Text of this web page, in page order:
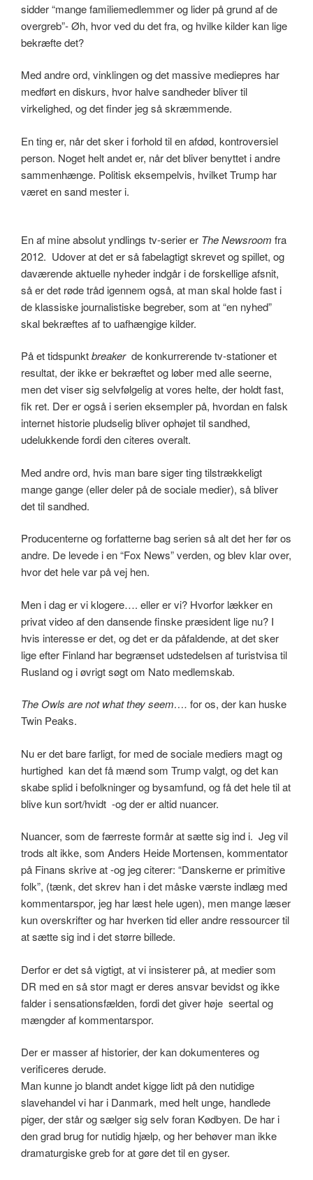
sidder “mange familiemedlemmer og lider på grund af de
overgreb”- Øh, hvor ved du det fra, og hvilke kilder kan lige
bekræfte det?
Med andre ord, vinklingen og det massive mediepres har
medført en diskurs, hvor halve sandheder bliver til
virkelighed, og det finder jeg så skræmmende.
En ting er, når det sker i forhold til en afdød, kontroversiel
person. Noget helt andet er, når det bliver benyttet i andre
sammenhænge. Politisk eksempelvis, hvilket Trump har
været en sand mester i.
En af mine absolut yndlings tv-serier er The Newsroom fra
2012. Udover at det er så fabelagtigt skrevet og spillet, og
daværende aktuelle nyheder indgår i de forskellige afsnit,
så er det røde tråd igennem også, at man skal holde fast i
de klassiske journalistiske begreber, som at “en nyhed”
skal bekræftes af to uafhængige kilder.
På et tidspunktbreaker de konkurrerende tv-stationer et
resultat, der ikke er bekræftet og løber med alle seerne,
men det viser sig selvfølgelig at vores helte, der holdt fast,
fik ret. Der er også i serien eksempler på, hvordan en falsk
internet historie pludselig bliver ophøjet til sandhed,
udelukkende fordi den citeres overalt.
Med andre ord, hvis man bare siger ting tilstrækkeligt
mange gange (eller deler på de sociale medier), så bliver
det til sandhed.
Producenterne og forfatterne bag serien så alt det her før os
andre. De levede i en “Fox News” verden, og blev klar over,
hvor det hele var på vej hen.
Men i dag er vi klogere…. eller er vi? Hvorfor lækker en
privat video af den dansende finske præsident lige nu? I
hvis interesse er det, og det er da påfaldende, at det sker
lige efter Finland har begrænset udstedelsen af turistvisa til
Rusland og i øvrigt søgt om Nato medlemskab.
The Owls are not what they seem…. for os, der kan huske
Twin Peaks.
Nu er det bare farligt, for med de sociale mediers magt og
hurtighed kan det få mænd som Trump valgt, og det kan
skabe splid i befolkninger og bysamfund, og få det hele til at
blive kun sort/hvidt -og der er altid nuancer.
Nuancer, som de færreste formår at sætte sig ind i. Jeg vil
trods alt ikke, som Anders Heide Mortensen, kommentator
på Finans skrive at -og jeg citerer: “Danskerne er primitive
folk”, (tænk, det skrev han i det måske værste indlæg med
kommentarspor, jeg har læst hele ugen), men mange læser
kun overskrifter og har hverken tid eller andre ressourcer til
at sætte sig ind i det større billede.
Derfor er det så vigtigt, at vi insisterer på, at medier som
DR med en så stor magt er deres ansvar bevidst og ikke
falder i sensationsfælden, fordi det giver høje seertal og
mængder af kommentarspor.
Der er masser af historier, der kan dokumenteres og
verificeres derude.
Man kunne jo blandt andet kigge lidt på den nutidige
slavehandel vi har i Danmark, med helt unge, handlede
piger, der står og sælger sig selv foran Kødbyen. De har i
den grad brug for nutidig hjælp, og her behøver man ikke
dramaturgiske greb for at gøre det til en gyser.